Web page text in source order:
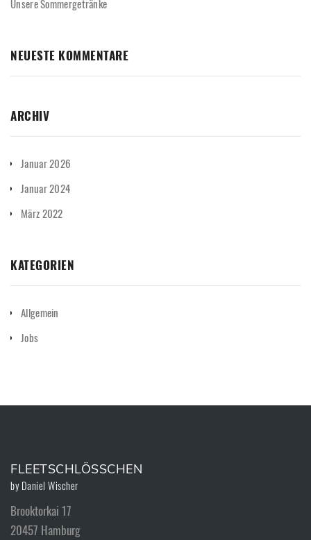
Unsere Sommergetränke
NEUESTE KOMMENTARE
ARCHIV
Januar 2026
Januar 2024
März 2022
KATEGORIEN
Allgemein
Jobs
FLEETSCHLÖSSCHEN
Brooktorkai 17
20457 Hamburg